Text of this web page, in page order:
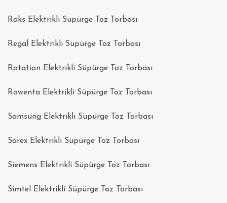
Raks Elektrikli Süpürge Toz Torbası
Regal Elektrikli Süpürge Toz Torbası
Rotation Elektrikli Süpürge Toz Torbası
Rowenta Elektrikli Süpürge Toz Torbası
Samsung Elektrikli Süpürge Toz Torbası
Sarex Elektrikli Süpürge Toz Torbası
Siemens Elektrikli Süpürge Toz Torbası
Simtel Elektrikli Süpürge Toz Torbası